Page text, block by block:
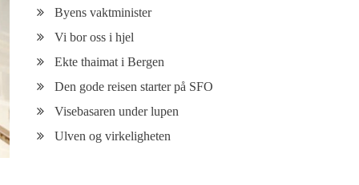
Byens vaktminister
Vi bor oss i hjel
Ekte thaimat i Bergen
Den gode reisen starter på SFO
Visebasaren under lupen
Ulven og virkeligheten